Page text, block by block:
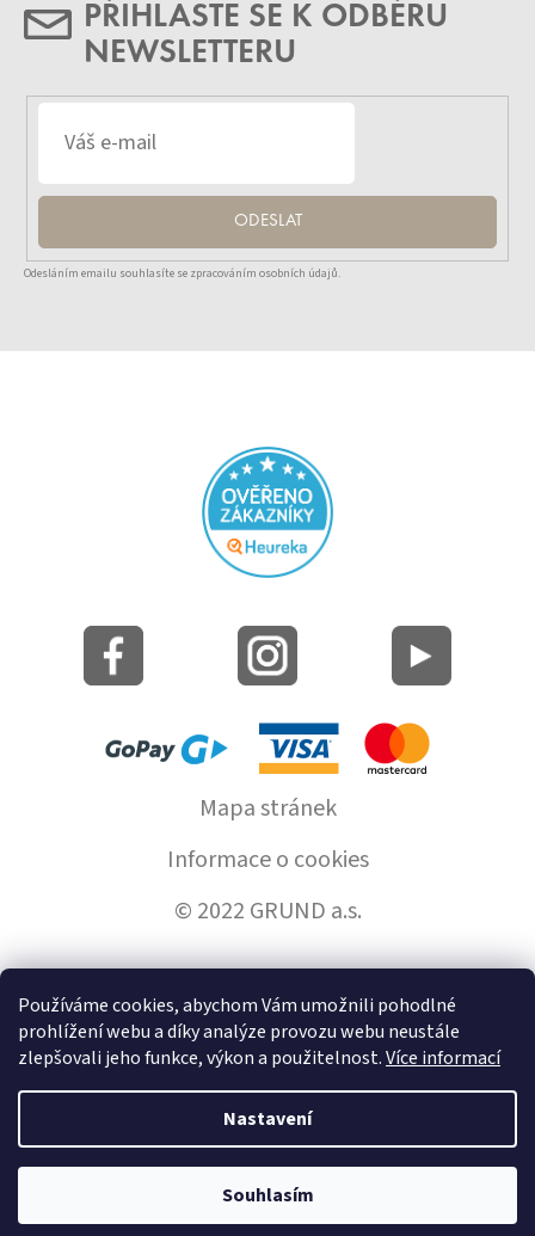
Používáme cookies, abychom Vám umožnili pohodlné
prohlížení webu a díky analýze provozu webu neustále
zlepšovali jeho funkce, výkon a použitelnost.Více informací
Nastavení
Souhlasím
PŘIHLASTE SE K ODBĚRU
NEWSLETTERU
ODESLAT
Odesláním emailu souhlasíte se zpracováním osobních údajů.
Mapa stránek
Informace o cookies
© 2022 GRUND a.s.
Vytvořil Shoptet